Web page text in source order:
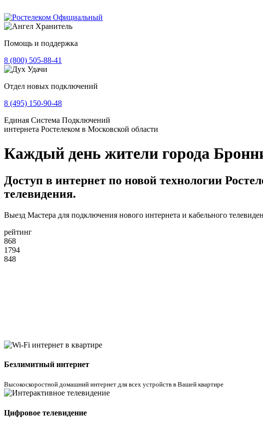
Помощь и поддержка
8 (800) 505-88-41
Отдел новых подключений
8 (495) 150-90-48
Единая Система Подключений
интернета Ростелеком в Московской области
Каждый день жители города
Доступ в интернет по новой технологии
телевидения.
Выезд Мастера для подключения нового интернета и кабельного
рейтинг
868
1794
848
Безлимитный интернет
Высокоскоростной домашний интернет для всех устройств в Вашей квартире
Цифровое телевидение